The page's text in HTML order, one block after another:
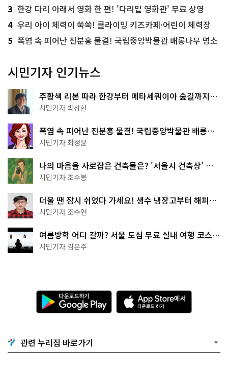
3 한강 다리 아래서 영화 한 편! '다리밑 영화관' 무료 상영
4 우리 아이 체력이 쑥쑥! 클라이밍 키즈카페·어린이 체력장
5 폭염 속 피어난 진분홍 물결! 국립중앙박물관 배롱나무 명소
시민기자 인기뉴스
주황색 리본 따라 한강부터 메타세쿼이아 숲길까지…
서울둘레길 15코스
시민기자 박상현
폭염 속 피어난 진분홍 물결! 국립중앙박물관 배롱나
무 명소
시민기자 최정윤
나의 마음을 사로잡은 건축물은? '서울시 건축상' 수
상작 공개!
시민기자 조수봉
더울 땐 잠시 쉬었다 가세요! 생수 냉장고부터 해피소
·무더위쉼터까지
시민기자 조수연
여름방학 어디 갈까? 서울 도심 무료 실내 여행 코스
추천
시민기자 김은주
다
운
로
기
G
o
A
p
p
e
관련 누리집 바로가기